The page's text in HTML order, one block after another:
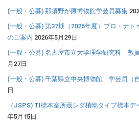
(一般・公募) 那須野が原博物館学芸員募集
(一般・公募) 第37期（2026年度）プロ・ナト
のご案内 2026年5月29日
(一般・公募) 名古屋市立大学理学研究科 教
月27日
(一般・公募) 千葉県立中央博物館 学芸員（
日
（JSPS) TI標本室所蔵シダ植物タイプ標本
年5月15日